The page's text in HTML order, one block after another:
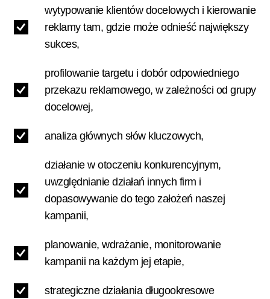
wytypowanie klientów docelowych i kierowanie
reklamy tam, gdzie może odnieść największy
sukces,
profilowanie targetu i dobór odpowiedniego
przekazu reklamowego, w zależności od grupy
docelowej,
analiza głównych słów kluczowych,
działanie w otoczeniu konkurencyjnym,
uwzględnianie działań innych firm i
dopasowywanie do tego założeń naszej
kampanii,
planowanie, wdrażanie, monitorowanie
kampanii na każdym jej etapie,
strategiczne działania długookresowe